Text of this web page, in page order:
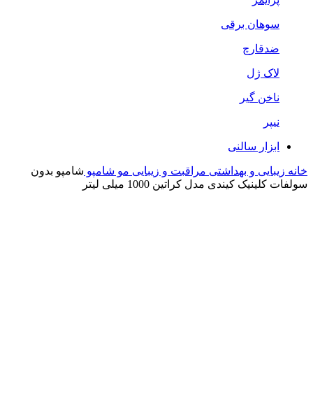
سوهان برقی
ضدقارچ
لاک ژل
ناخن گیر
نیپر
ابزار سالنی
خانه زیبایی و بهداشتی مراقبت و زیبایی مو شامپو شامپو بدون
سولفات کلینیک کیندی مدل کراتین 1000 میلی لیتر